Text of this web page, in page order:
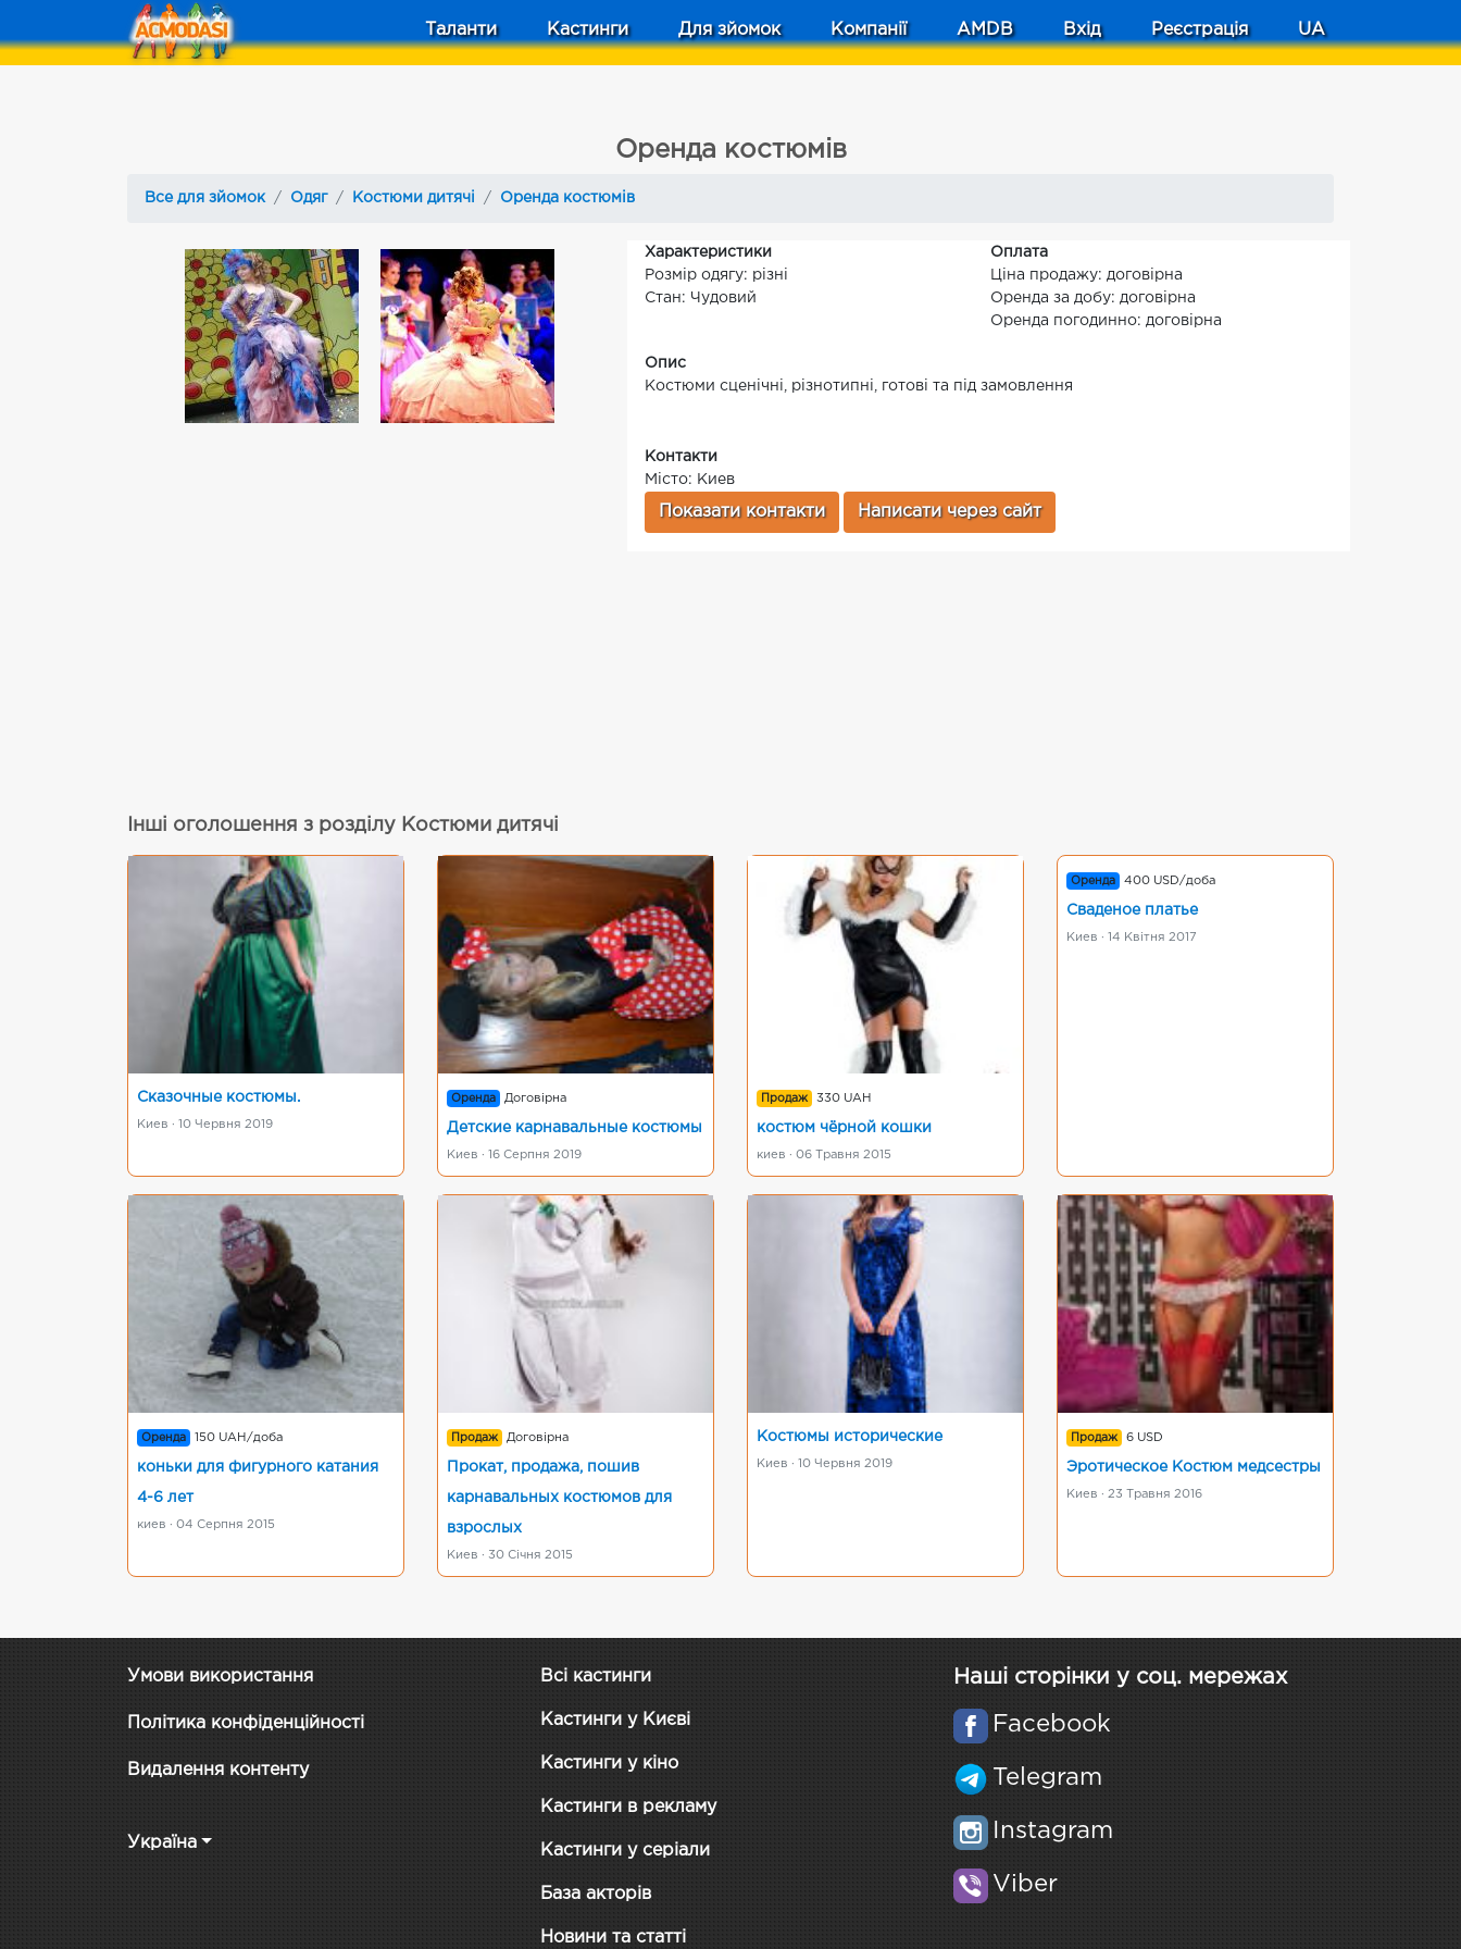
Таланти Кастинги Для зйомок Компанії AMDB Вхід Реєстрація UA
Оренда костюмів
Все для зйомок Одяг Костюми дитячі Оренда костюмів
Характеристики
Розмір одягу: різні
Стан: Чудовий
Оплата
Ціна продажу: договірна
Оренда за добу: договірна
Оренда погодинно: договірна
Опис
Костюми сценічні, різнотипні, готові та під замовлення
Контакти
Місто: Киев
Показати контакти Написати через сайт
Інші оголошення з розділу Костюми дитячі
Сказочные костюмы.
Киев · 10 Червня 2019
Оренда Договірна
Детские карнавальные костюмы
Киев · 16 Серпня 2019
Продаж 330 UAH
костюм чёрной кошки
киев · 06 Травня 2015
Оренда 400 USD/доба
Сваденое платье
Киев · 14 Квітня 2017
Оренда 150 UAH/доба
коньки для фигурного катания
4-6 лет
киев · 04 Серпня 2015
Продаж Договірна
Прокат, продажа, пошив
карнавальных костюмов для
взрослых
Киев · 30 Січня 2015
Костюмы исторические
Киев · 10 Червня 2019
Продаж 6 USD
Эротическое Костюм медсестры
Киев · 23 Травня 2016
Умови використання
Політика конфіденційності
Видалення контенту
Україна
Всі кастинги
Кастинги у Києві
Кастинги у кіно
Кастинги в рекламу
Кастинги у серіали
База акторів
Новини та статті
Наші сторінки у соц. мережах
Facebook
Telegram
Instagram
Viber